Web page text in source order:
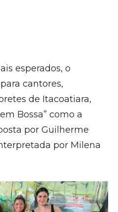
esperados, o
cantores,
de Itacoatiara,
Bossa” como a
por Guilherme
por Milena